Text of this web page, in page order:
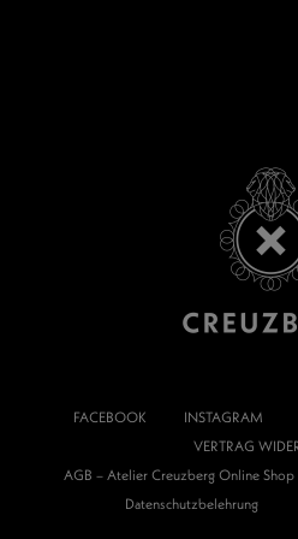
FACEBOOK INSTAGRAM
VERTRAG
AGB – Atelier Creuzberg Online Shop
Datenschutzbelehrung